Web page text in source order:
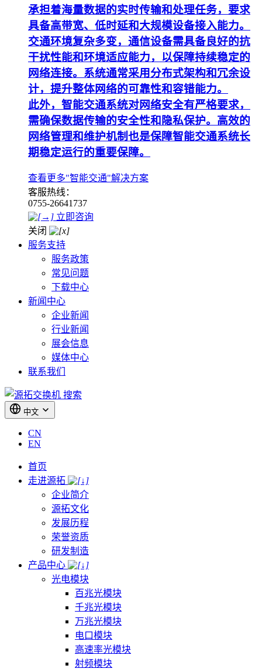
承担着海量数据的实时传输和处理任务，要求
具备高带宽、低时延和大规模设备接入能力。
交通环境复杂多变，通信设备需具备良好的抗
干扰性能和环境适应能力，以保障持续稳定的
网络连接。系统通常采用分布式架构和冗余设
计，提升整体网络的可靠性和容错能力。
此外，智能交通系统对网络安全有严格要求，
需确保数据传输的安全性和隐私保护。高效的
网络管理和维护机制也是保障智能交通系统长
期稳定运行的重要保障。
查看更多"智能交通"解决方案
客服热线：
0755-26641737
立即咨询
关闭
服务支持
服务政策
常见问题
下载中心
新闻中心
企业新闻
行业新闻
展会信息
媒体中心
联系我们
搜索
中文
CN
EN
首页
走进源拓
企业简介
源拓文化
发展历程
荣誉资质
研发制造
产品中心
光电模块
百兆光模块
千兆光模块
万兆光模块
电口模块
高速率光模块
射频模块